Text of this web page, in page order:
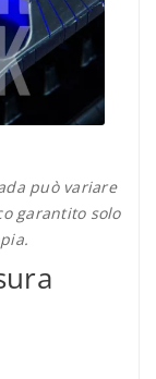
può variare
garantito solo